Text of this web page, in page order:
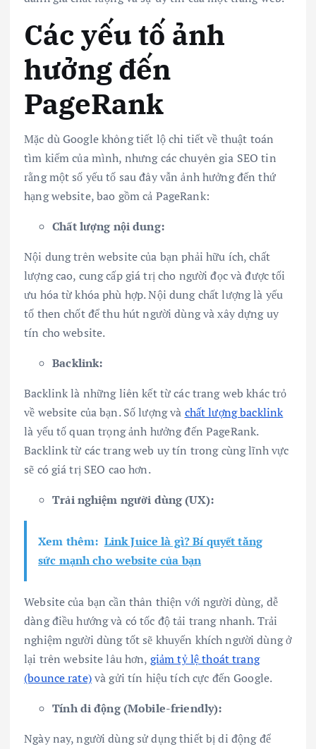
Các yếu tố ảnh
hưởng đến
PageRank
Mặc dù Google không tiết lộ chi tiết về thuật toán
tìm kiếm của mình, nhưng các chuyên gia SEO tin
rằng một số yếu tố sau đây vẫn ảnh hưởng đến thứ
hạng website, bao gồm cả PageRank:
Chất lượng nội dung:
Nội dung trên website của bạn phải hữu ích, chất
lượng cao, cung cấp giá trị cho người đọc và được tối
ưu hóa từ khóa phù hợp. Nội dung chất lượng là yếu
tố then chốt để thu hút người dùng và xây dựng uy
tín cho website.
Backlink:
Backlink là những liên kết từ các trang web khác trỏ
về website của bạn. Số lượng và chất lượng backlink
là yếu tố quan trọng ảnh hưởng đến PageRank.
Backlink từ các trang web uy tín trong cùng lĩnh vực
sẽ có giá trị SEO cao hơn.
Trải nghiệm người dùng (UX):
Xem thêm: Link Juice là gì? Bí quyết tăng
sức mạnh cho website của bạn
Website của bạn cần thân thiện với người dùng, dễ
dàng điều hướng và có tốc độ tải trang nhanh. Trải
nghiệm người dùng tốt sẽ khuyến khích người dùng ở
lại trên website lâu hơn, giảm tỷ lệ thoát trang
(bounce rate)và gửi tín hiệu tích cực đến Google.
Tính di động (Mobile-friendly):
Ngày nay, người dùng sử dụng thiết bị di động để